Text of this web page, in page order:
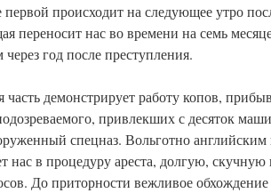
первой происходит на следующее утро
переносит нас во времени на семь
год после преступления.
часть демонстрирует работу копов,
привлекших с десяток
спецназ. Вольготно
нас в процедуру ареста, долгую,
До приторности вежливое